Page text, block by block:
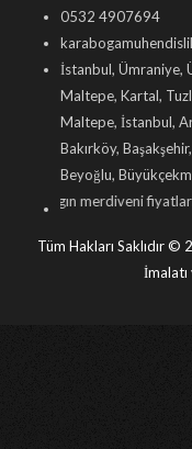
0532 4907694
İstanbul, Ümraniye,
Maltepe, Kartal,
Maltepe, İstanbul,
Bakırköy,
Beyoğlu,
fiyatları"; "yangın
Tüm Hakları Saklıdır
İmalatı